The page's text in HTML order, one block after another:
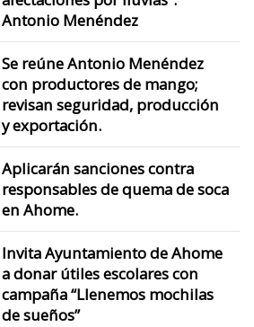
Antonio Menéndez
Se reúne Antonio Menéndez
con productores de mango;
revisan seguridad, producción
y exportación.
Aplicarán sanciones contra
responsables de quema de soca
en Ahome.
Invita Ayuntamiento de Ahome
a donar útiles escolares con
campaña “Llenemos mochilas
de sueños”